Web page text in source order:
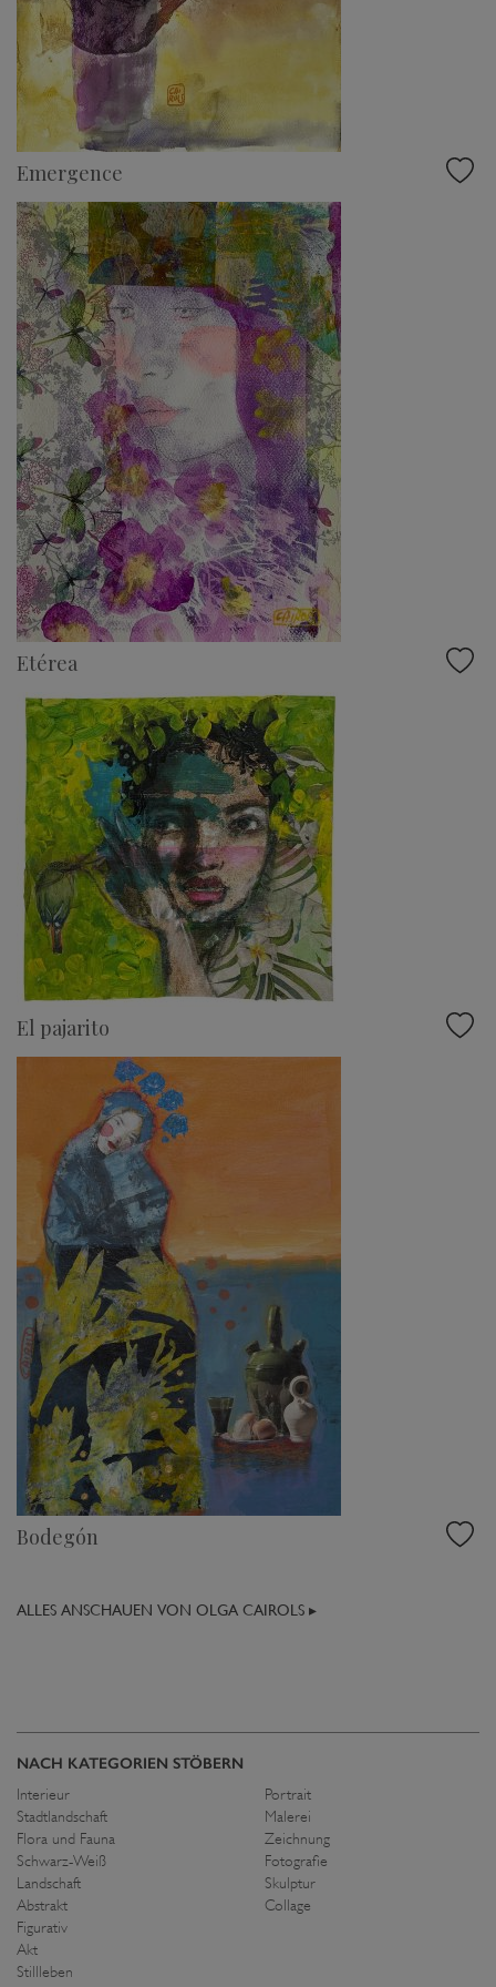
Emergence
Etérea
El pajarito
Bodegón
ALLES ANSCHAUEN VON OLGA CAIROLS ▸
NACH KATEGORIEN STÖBERN
Interieur
Stadtlandschaft
Flora und Fauna
Schwarz-Weiß
Landschaft
Abstrakt
Figurativ
Akt
Stillleben
Portrait
Malerei
Zeichnung
Fotografie
Skulptur
Collage